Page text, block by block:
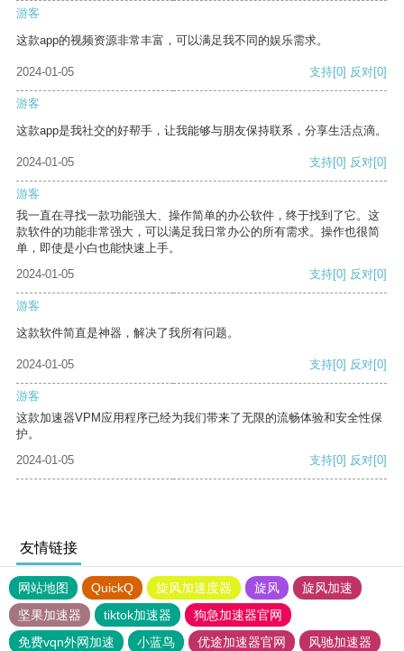
游客
这款app的视频资源非常丰富，可以满足我不同的娱乐需求。
2024-01-05 支持[0] 反对[0]
游客
这款app是我社交的好帮手，让我能够与朋友保持联系，分享生活点滴。
2024-01-05 支持[0] 反对[0]
游客
我一直在寻找一款功能强大、操作简单的办公软件，终于找到了它。这
款软件的功能非常强大，可以满足我日常办公的所有需求。操作也很简
单，即使是小白也能快速上手。
2024-01-05
支持[0] 反对[0]
游客
这款软件简直是神器，解决了我所有问题。
2024-01-05 支持[0] 反对[0]
游客
这款加速器VPM应用程序已经为我们带来了无限的流畅体验和安全性保
护。
2024-01-05
支持[0] 反对[0]
友情链接
网站地图 QuickQ 旋风加速度器 旋风
旋风加速
坚果加速器
tiktok加速器
狗急加速器官网
免费vqn外网加速
小蓝鸟 优途加速器官网
风驰加速器